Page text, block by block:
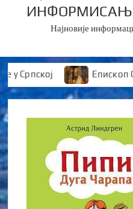
Најновије
Епископ